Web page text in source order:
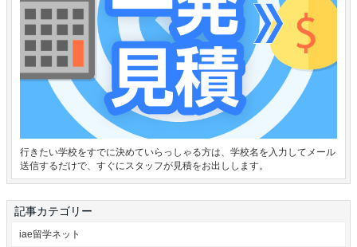
行きたい学校をすでに決めていらっしゃる方は、学校名を入力してメール
送信するだけで、すぐにスタッフが見積をお出しします。
記事カテゴリー
iae留学ネット